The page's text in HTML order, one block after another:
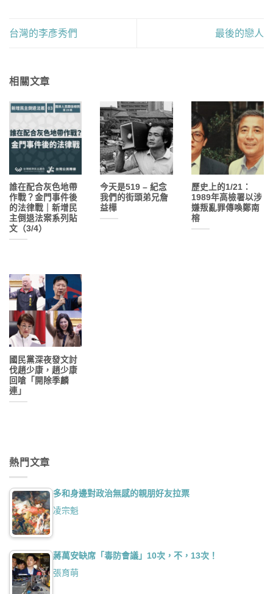
台灣的李彥秀們 最後的戀人
相關文章
誰在配合灰色地帶
作戰？金門事件後
的法律戰｜新增民
主倒退法案系列貼
文（3/4）
今天是519 – 紀念
我們的街頭弟兄詹
益樺
歷史上的1/21：
1989年高檢署以涉
嫌叛亂罪傳喚鄭南
榕
國民黨深夜發文討
伐趙少康，趙少康
回嗆「開除季麟
連」
熱門文章
多和身邊對政治無感的親朋好友拉票
凌宗魁
蔣萬安缺席「毒防會議」10次，不，13次！
張育萌